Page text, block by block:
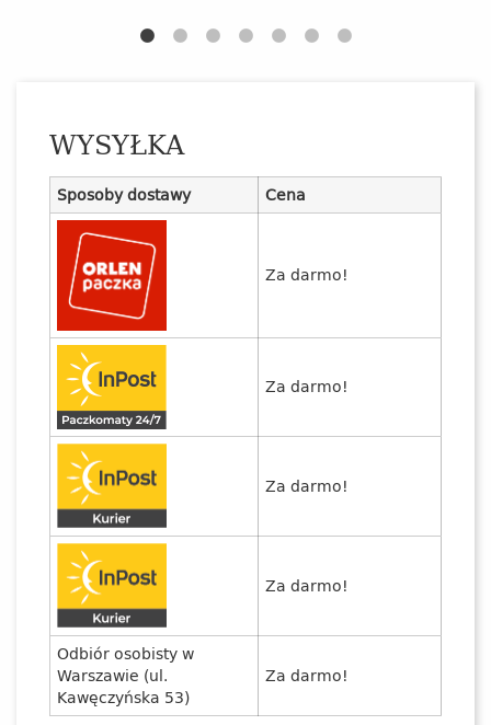
WYSYŁKA
Sposoby dostawy Cena
Za darmo!
Za darmo!
Za darmo!
Za darmo!
Odbiór osobisty w
Warszawie (ul.
Kawęczyńska 53)
Za darmo!